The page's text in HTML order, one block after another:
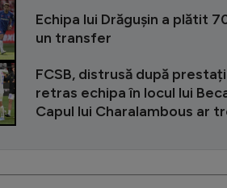
Echipa lui Drăgușin a plătit
un transfer
FCSB, distrusă după
retras echipa în locul lui
Capul lui Charalambous ar